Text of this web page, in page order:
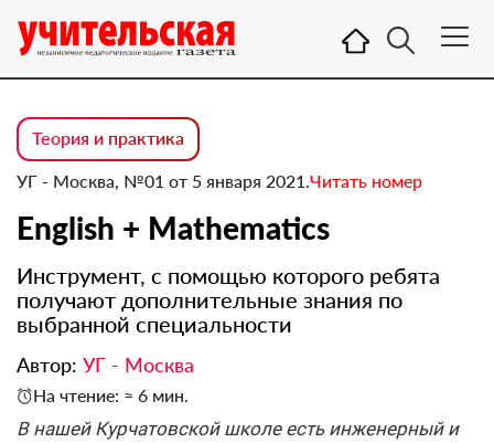
Теория и практика
УГ - Москва, №01 от 5 января 2021.Читать номер
English + Mathematics
Инструмент, с помощью которого ребята
получают дополнительные знания по
выбранной специальности
Автор: УГ - Москва
На чтение: ≈ 6 мин.
В нашей Курчатовской школе есть инженерный и